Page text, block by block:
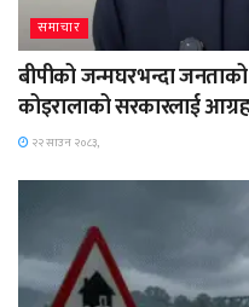
समाचार
बीपीको जन्मघरभन्दा
कोइरालाको सरकारलाई आग्रह
२२ साउन २०८३,